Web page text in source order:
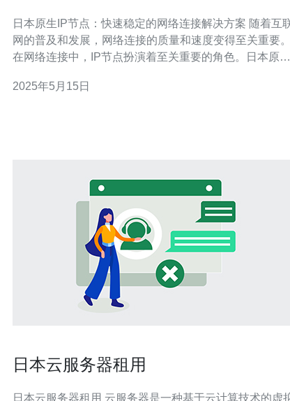
日本原生IP节点：快速稳定的网络连接解决方案 随着互联
网的普及和发展，网络连接的质量和速度变得至关重要。
在网络连接中，IP节点扮演着至关重要的角色。日本原生
用户青睐。 日本原生IP节点是指拥有独立IP地址的服务器
2025年5月15日
日本云服务器租用
日本云服务器租用 云服务器是一种基于云计算技术的虚拟